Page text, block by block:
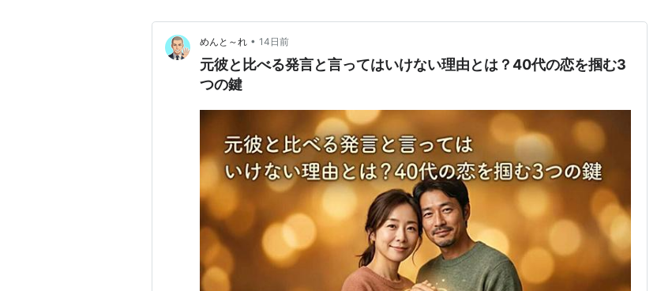
めんと～れ • 14日前
元彼と比べる発言と言ってはいけない理由とは？40代の恋を掴む3
つの鍵